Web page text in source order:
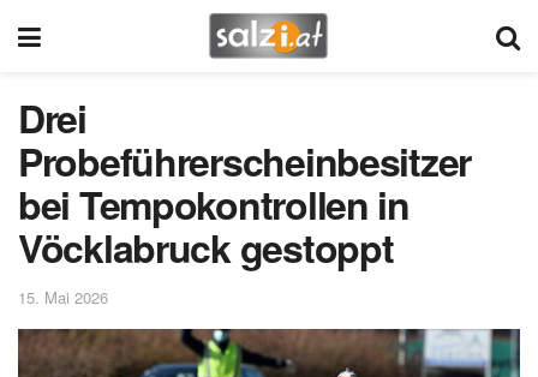
Drei
Probeführerscheinbesitzer
bei Tempokontrollen in
Vöcklabruck gestoppt
15. Mai 2026